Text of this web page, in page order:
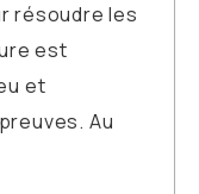
résoudre les
est
et
Au